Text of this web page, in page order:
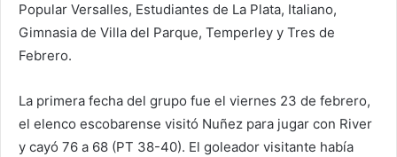
Popular Versalles, Estudiantes de La Plata, Italiano,
Gimnasia de Villa del Parque, Temperley y Tres de
Febrero.
La primera fecha del grupo fue el viernes 23 de febrero,
el elenco escobarense visitó Nuñez para jugar con River
y cayó 76 a 68 (PT 38-40). El goleador visitante había